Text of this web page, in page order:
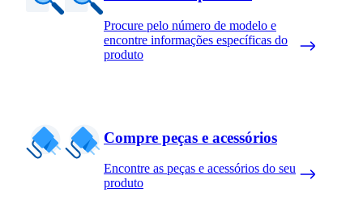
Procure pelo número de modelo e
encontre informações específicas do
produto
Compre peças e acessórios
Encontre as peças e acessórios do seu
produto